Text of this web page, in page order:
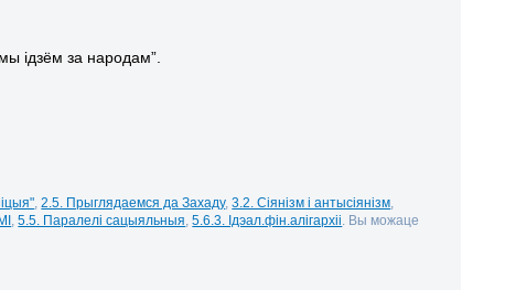
ідзём за народам”.
,2.5. Прыглядаемся да Захаду,3.2. Сіянізм і антысіянізм
,5.5. Паралелі сацыяльныя ,5.6.3. Ідэал.фін.алігархіі
. Вы можаце